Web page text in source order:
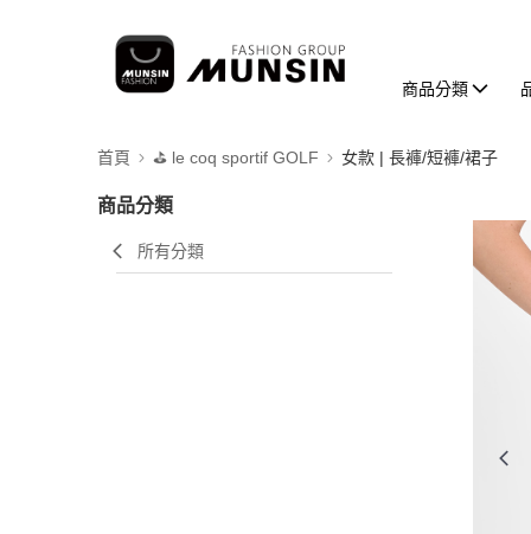
商品分類
首頁 ⛳️ le coq sportif GOLF 女款 | 長褲/短褲/裙子
商品分類
所有分類